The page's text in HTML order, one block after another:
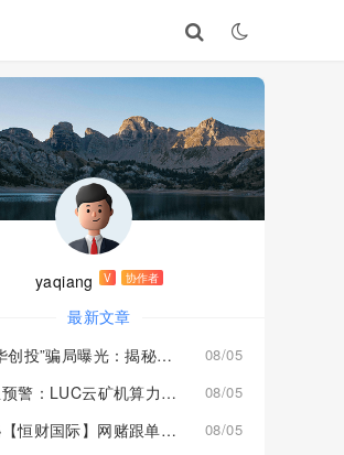
yaqiang V 协作者
最新文章
“春华创投”骗局曝光：揭秘项目盘的欺诈手法!
08/05
紧急预警：LUC云矿机算力项目风险激增，高额挖矿收益背后全是套路 08/05
揭秘【恒财国际】网赌跟单盘深度风险预警！ 08/05